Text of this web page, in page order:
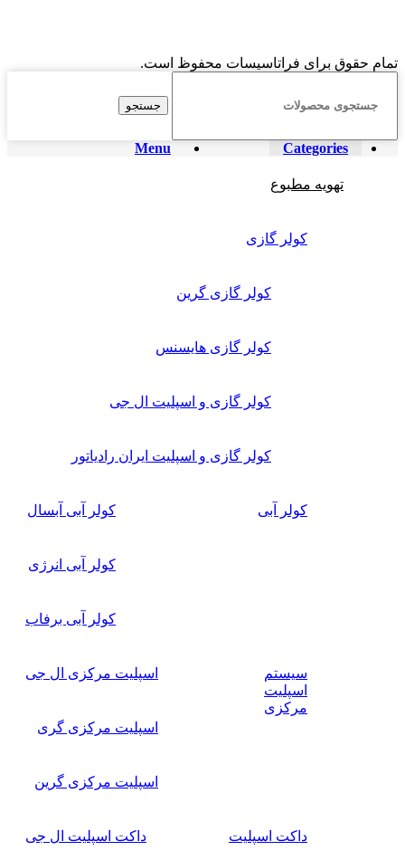
تمام حقوق برای فراتاسیسات محفوظ است.
جستجو
Menu Categories
تهویه مطبوع
کولر گازی
کولر گازی گرین
کولر گازی هایسنس
کولر گازی و اسپلیت ال جی
کولر گازی و اسپلیت ایران رادیاتور
کولر آبی کولر آبی آبسال
کولر آبی انرژی
کولر آبی برفاب
سیستم
اسپلیت
مرکزی
اسپلیت مرکزی ال جی
اسپلیت مرکزی گری
اسپلیت مرکزی گرین
داکت اسپلیت داکت اسپلیت ال جی